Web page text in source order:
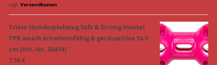
zzgl. Versandkosten
Trixie Hundespielzeug Soft & Strong Hantel
TPR weich schwimmfähig & geräuschlos 14,5
cm (Art.-Nr. 33474)
7,59€